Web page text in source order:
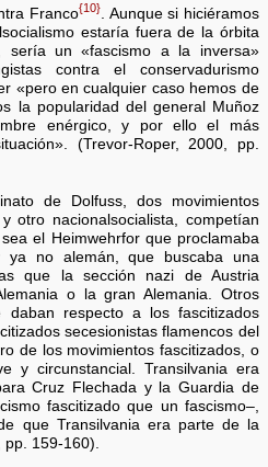
Franco{10}. Aunque si hiciéramos
estaría fuera de la órbita
sería un «fascismo a la inversa»
contra el conservadurismo
«pero en cualquier caso hemos de
la popularidad del general Muñoz
enérgico, y por ello el más
(Trevor-Roper, 2000, pp.
de Dolfuss, dos movimientos
otro nacionalsocialista, competían
el Heimwehrfor que proclamaba
ya no alemán, que buscaba una
que la sección nazi de Austria
o la gran Alemania. Otros
respecto a los fascitizados
secesionistas flamencos del
de los movimientos fascitizados, o
y circunstancial. Transilvania era
Cruz Flechada y la Guardia de
fascitizado que un fascismo–,
que Transilvania era parte de la
159-160).